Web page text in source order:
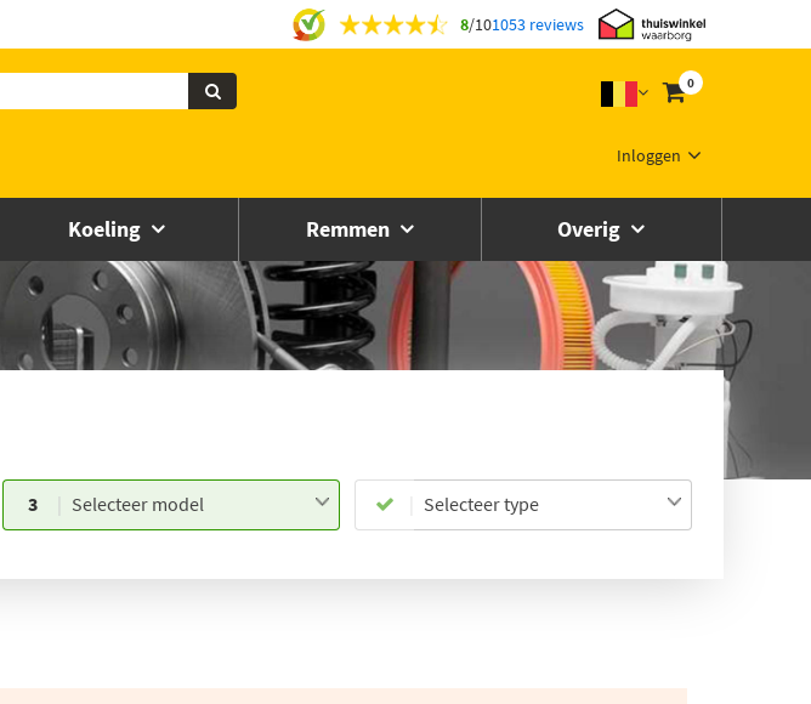
8/101053 reviews
0
Inloggen
Koeling Remmen Overig
3 Selecteer model Selecteer type